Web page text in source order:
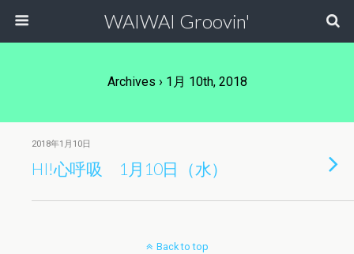
WAIWAI Groovin'
Archives › 1月 10th, 2018
2018年1月10日
HI!心呼吸 1月10日（水）
Back to top